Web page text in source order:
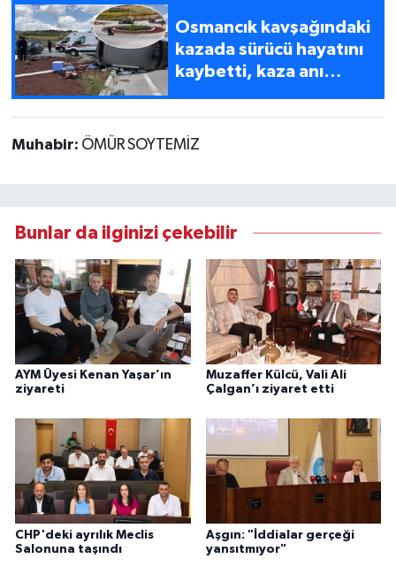
Osmancık kavşağındaki
kazada sürücü hayatını
kaybetti, kaza anı
Muhabir: ÖMÜR SOYTEMİZ
Bunlar da ilginizi çekebilir
AYM Üyesi Kenan Yaşar’ın
ziyareti
Muzaffer Külcü, Vali Ali
Çalgan’ı ziyaret etti
CHP'deki ayrılık Meclis
Salonuna taşındı
Aşgın: "İddialar gerçeği
yansıtmıyor"